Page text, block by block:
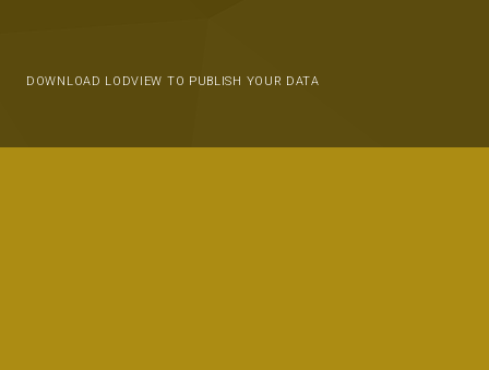
DOWNLOAD LODVIEW TO PUBLISH YOUR DATA